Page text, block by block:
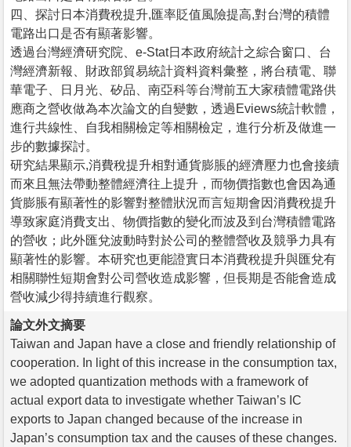
四、探討日本消費稅提升,匯率貶值風險提高,對台灣的積體
電路出口是否有顯著影響。
透過台灣經濟研究院、e-Stat日本政府統計之綜合窗口、台
灣經濟新報、財政部貿易統計資料資料彙整，將台積電、聯
華電子、日月光、矽品、南亞科等台灣前五大家積體電路供
應商之營收做為本次論文的自變數，透過Eviews統計軟體，
進行共線性、自我相關檢定等相關檢定，進行分析及做進一
步的數據探討。
研究結果顯示,消費稅提升相對通貨膨脹的經濟壓力也會接續
而來且無法帶動整體經濟往上提升，而物價指數也會因為通
貨膨脹有顯著性的影響對整體狀況而言短期會因消費稅提升
導致家庭消費支出、物價指數的變化而波及到台灣積體電路
的營收；此外匯兌波動時對於公司的整體營收及競爭力具有
顯著性的影響。本研究也更能證實日本消費稅提升與匯兌有
相關聯性短期會對公司營收造成影響，但長期是否能會造成
營收減少得持續進行觀察。
論文外文摘要
Taiwan and Japan have a close and friendly relationship of
cooperation. In light of this increase in the consumption tax,
we adopted quantization methods with a framework of
actual export data to investigate whether Taiwan’s IC
exports to Japan changed because of the increase in
Japan’s consumption tax and the causes of these changes.